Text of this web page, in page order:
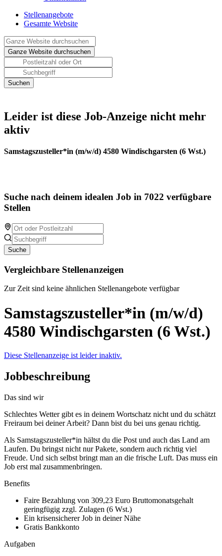
Stellenangebote
Gesamte Website
Leider ist diese Job-Anzeige nicht mehr
aktiv
Samstagszusteller*in (m/w/d) 4580 Windischgarsten (6 Wst.)
Suche nach deinem idealen Job in 7022 verfügbare
Stellen
Suche
Vergleichbare Stellenanzeigen
Zur Zeit sind keine ähnlichen Stellenangebote verfügbar
Samstagszusteller*in (m/w/d)
4580 Windischgarsten (6 Wst.)
Diese Stellenanzeige ist leider inaktiv.
Jobbeschreibung
Das sind wir
Schlechtes Wetter gibt es in deinem Wortschatz nicht und du schätzt
Freiraum bei deiner Arbeit? Dann bist du bei uns genau richtig.
Als Samstagszusteller*in hältst du die Post und auch das Land am
Laufen. Du bringst nicht nur Pakete, sondern auch richtig viel
Freude. Und sich selbst bringt man an die frische Luft. Das muss ein
Job erst mal zusammenbringen.
Benefits
Faire Bezahlung von 309,23 Euro Bruttomonatsgehalt
geringfügig zzgl. Zulagen (6 Wst.)
Ein krisensicherer Job in deiner Nähe
Gratis Bankkonto
Aufgaben